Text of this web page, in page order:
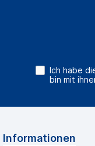
Ich habe
bin mit
Informationen